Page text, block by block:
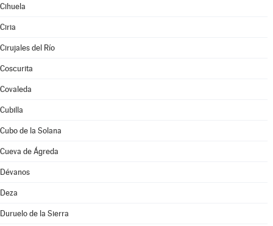
Cihuela
Ciria
Cirujales del Río
Coscurita
Covaleda
Cubilla
Cubo de la Solana
Cueva de Ágreda
Dévanos
Deza
Duruelo de la Sierra